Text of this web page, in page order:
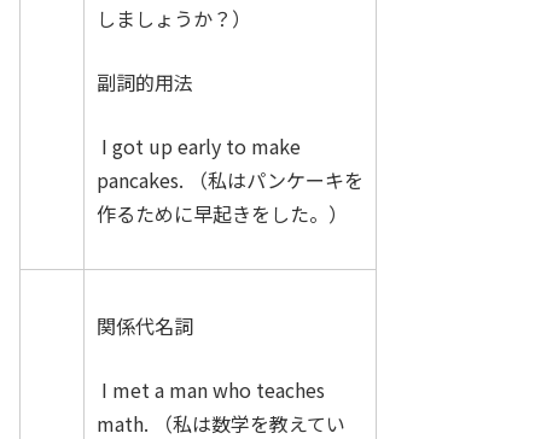
しましょうか？）
副詞的用法
I got up early to make
pancakes. （私はパンケーキを
作るために早起きをした。）
関係代名詞
I met a man who teaches
math. （私は数学を教えてい